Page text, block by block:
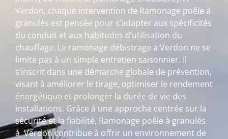
Verdon, chaque intervention de Ramonage poêle à
granulés est pensée pour s’adapter aux spécificités
du conduit et aux habitudes d’utilisation du
chauffage. Le ramonage débistrage à Verdon ne se
limite pas à un simple entretien saisonnier. Il
s’inscrit dans une démarche globale de prévention,
visant à améliorer le tirage, optimiser le rendement
énergétique et prolonger la durée de vie des
installations. Grâce à une approche centrée sur la
sécurité et la fiabilité, Ramonage poêle à granulés
à Verdon contribue à offrir un environnement de